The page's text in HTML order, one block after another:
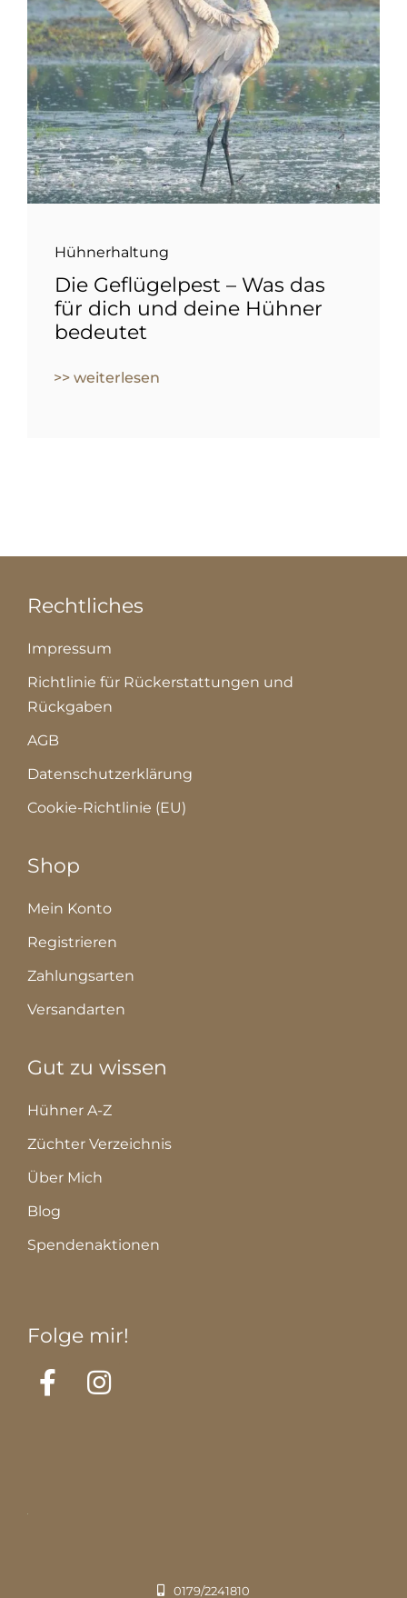
Hühnerhaltung
Die Geflügelpest – Was das
für dich und deine Hühner
bedeutet
>> weiterlesen
Rechtliches
Impressum
Richtlinie für Rückerstattungen und
Rückgaben
AGB
Datenschutzerklärung
Cookie-Richtlinie (EU)
Shop
Mein Konto
Registrieren
Zahlungsarten
Versandarten
Gut zu wissen
Hühner A-Z
Züchter Verzeichnis
Über Mich
Blog
Spendenaktionen
Folge mir!
0179/2241810